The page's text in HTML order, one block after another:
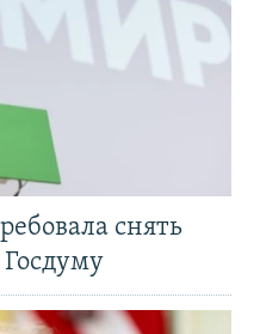
снять
Госдуму